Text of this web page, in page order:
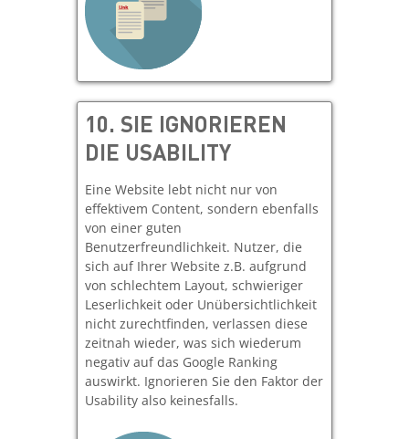
10. SIE IGNORIEREN
DIE USABILITY
Eine Website lebt nicht nur von
effektivem Content, sondern ebenfalls
von einer guten
Benutzerfreundlichkeit. Nutzer, die
sich auf Ihrer Website z.B. aufgrund
von schlechtem Layout, schwieriger
Leserlichkeit oder Unübersichtlichkeit
nicht zurechtfinden, verlassen diese
zeitnah wieder, was sich wiederum
negativ auf das Google Ranking
auswirkt. Ignorieren Sie den Faktor der
Usability also keinesfalls.